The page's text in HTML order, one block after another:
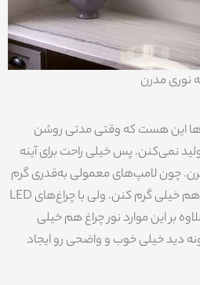
نوری مدرن
این هست که وقتی مدتی روشن
نمی‌کنن. پس خیلی راحت برای آینه
چون لامپ‌های معمولی به‌قدری گرم
میشن که ممکنه سطح آینه رو هم خیلی گرم کنن. ولی با چراغ‌های LED
بر این موارد نور چراغ هم خیلی
دید خیلی خوب و واضحی رو ایجاد